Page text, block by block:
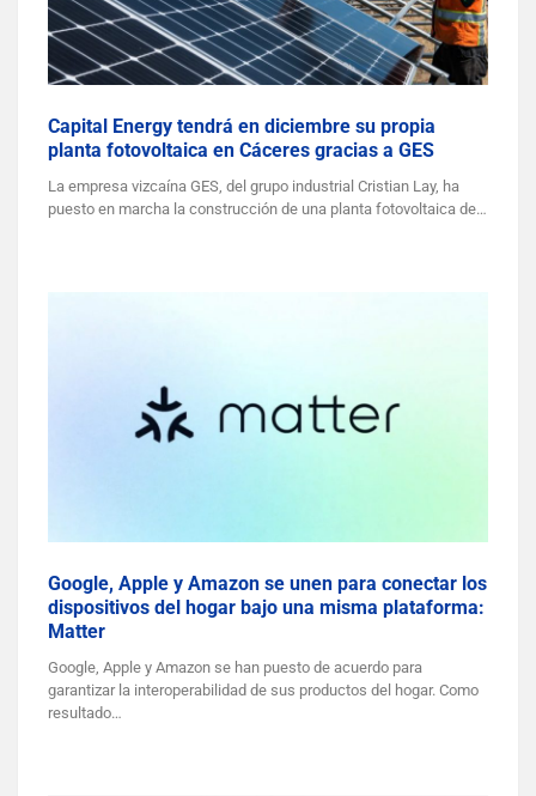
Capital Energy tendrá en diciembre su propia
planta fotovoltaica en Cáceres gracias a GES
La empresa vizcaína GES, del grupo industrial Cristian Lay, ha
puesto en marcha la construcción de una planta fotovoltaica de…
Google, Apple y Amazon se unen para conectar los
dispositivos del hogar bajo una misma plataforma:
Matter
Google, Apple y Amazon se han puesto de acuerdo para
garantizar la interoperabilidad de sus productos del hogar. Como
resultado…